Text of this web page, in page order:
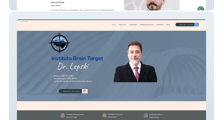
Dr. Rodrigo Barbosa